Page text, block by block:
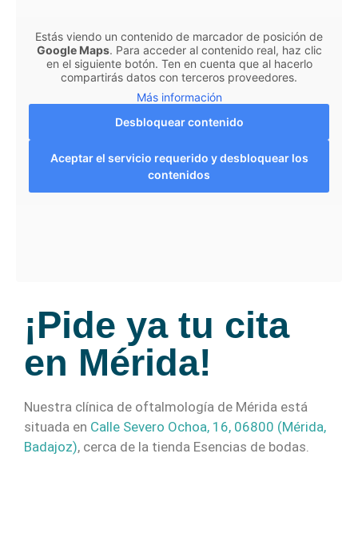
Estás viendo un contenido de marcador de posición de
Google Maps. Para acceder al contenido real, haz clic
en el siguiente botón. Ten en cuenta que al hacerlo
compartirás datos con terceros proveedores.
Más información
Desbloquear contenido
Aceptar el servicio requerido y desbloquear los
contenidos
¡Pide ya tu cita
en Mérida!
Nuestra clínica de oftalmología de Mérida está
situada en Calle Severo Ochoa, 16, 06800 (Mérida,
Badajoz), cerca de la tienda Esencias de bodas.